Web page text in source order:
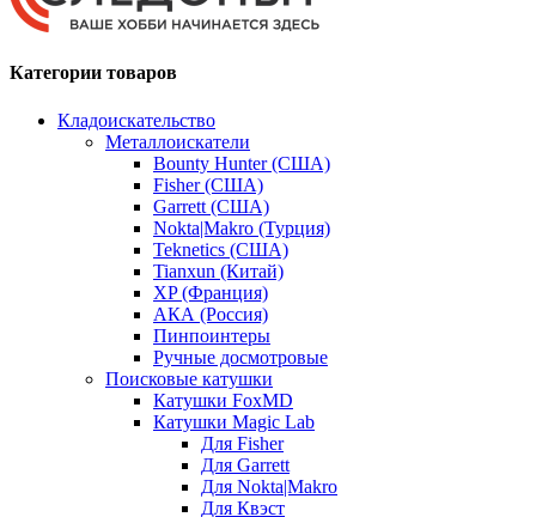
Категории товаров
Кладоискательство
Металлоискатели
Bounty Hunter (США)
Fisher (США)
Garrett (США)
Nokta|Makro (Турция)
Teknetics (США)
Tianxun (Китай)
XP (Франция)
АКА (Россия)
Пинпоинтеры
Ручные досмотровые
Поисковые катушки
Катушки FoxMD
Катушки Magic Lab
Для Fisher
Для Garrett
Для Nokta|Makro
Для Квэст